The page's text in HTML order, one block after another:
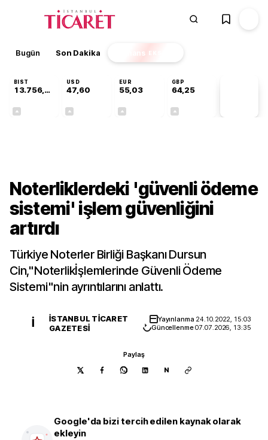
Bugün Son Dakika Finans EKSTRA
BIST
13.756,94
USD
47,60
EUR
55,03
GBP
64,25
Noterliklerdeki 'güvenli ödeme
sistemi' işlem güvenliğini
artırdı
Türkiye Noterler Birliği Başkanı Dursun
Cin,"Noterlikİşlemlerinde Güvenli Ödeme
Sistemi"nin ayrıntılarını anlattı.
İ
İSTANBUL TICARET
GAZETESI
Yayınlanma 24.10.2022, 15:03
Güncellenme07.07.2026, 13:35
Paylaş
N
Google'da bizi tercih edilen kaynak olarak
ekleyin